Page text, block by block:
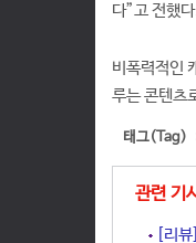
다”고 전했
비폭력적인
루는 콘텐츠
태그(Tag)
관련 기
[리